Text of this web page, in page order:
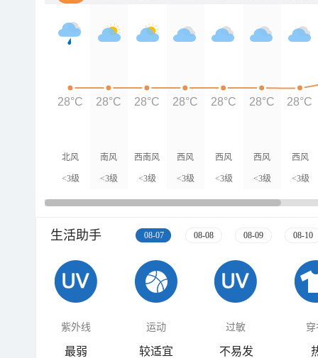
北风
<3级
南风
<3级
西南风
<3级
西风
<3级
西风
<3级
西风
<3级
西风
<3级
28°C 28°C 28°C 28°C 28°C 28°C 28°C
生活助手 08-07 08-08 08-09 08-10
紫外线 运动 过敏 穿
最弱 较适宜 不易发